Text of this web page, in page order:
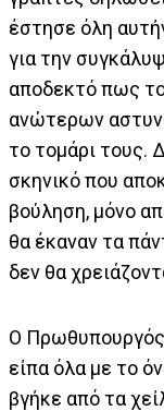
έστησε όλη
για την
αποδεκτό πως
ανώτερων
το τομάρι τους.
σκηνικό που
βούληση, μόνο
θα έκαναν τα
δεν θα
Ο Πρωθυπουργός
είπα όλα με το
βγήκε από τα